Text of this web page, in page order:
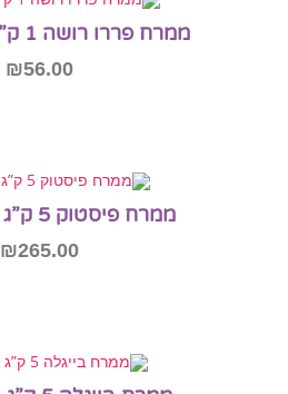
ממרח פררו רושה 1 ק”ג בד”ץ עד”ח
₪56.00
ממרח פיסטוק 5 ק”ג בד”ץ עד”ח
₪265.00